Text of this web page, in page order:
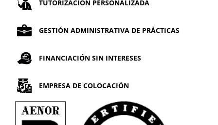
TUTORIZACIÓN PERSONALIZADA
GESTIÓN ADMINISTRATIVA DE PRÁCTICAS
FINANCIACIÓN SIN INTERESES
EMPRESA DE COLOCACIÓN